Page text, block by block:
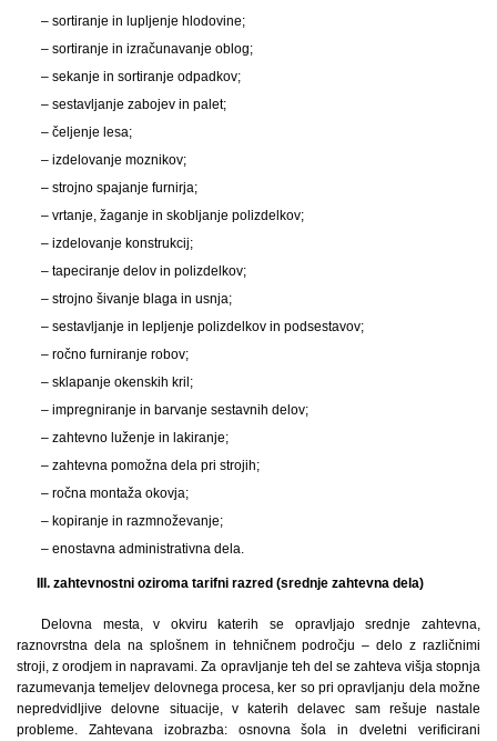
– sortiranje in lupljenje hlodovine;
– sortiranje in izračunavanje oblog;
– sekanje in sortiranje odpadkov;
– sestavljanje zabojev in palet;
– čeljenje lesa;
– izdelovanje moznikov;
– strojno spajanje furnirja;
– vrtanje, žaganje in skobljanje polizdelkov;
– izdelovanje konstrukcij;
– tapeciranje delov in polizdelkov;
– strojno šivanje blaga in usnja;
– sestavljanje in lepljenje polizdelkov in podsestavov;
– ročno furniranje robov;
– sklapanje okenskih kril;
– impregniranje in barvanje sestavnih delov;
– zahtevno luženje in lakiranje;
– zahtevna pomožna dela pri strojih;
– ročna montaža okovja;
– kopiranje in razmnoževanje;
– enostavna administrativna dela.
III. zahtevnostni oziroma tarifni razred (srednje zahtevna dela)
Delovna mesta, v okviru katerih se opravljajo srednje zahtevna,
raznovrstna dela na splošnem in tehničnem področju – delo z različnimi
stroji, z orodjem in napravami. Za opravljanje teh del se zahteva višja stopnja
razumevanja temeljev delovnega procesa, ker so pri opravljanju dela možne
nepredvidljive delovne situacije, v katerih delavec sam rešuje nastale
probleme. Zahtevana izobrazba: osnovna šola in dveletni verificirani